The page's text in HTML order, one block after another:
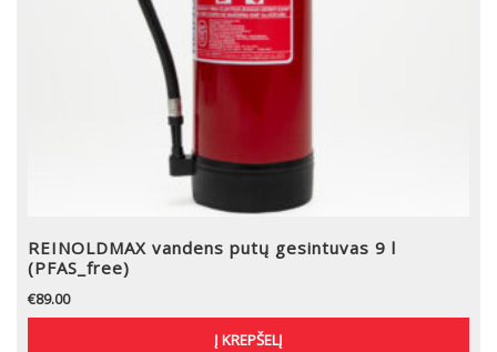
REINOLDMAX vandens putų gesintuvas 9 l
(PFAS_free)
€89.00
Į KREPŠELĮ